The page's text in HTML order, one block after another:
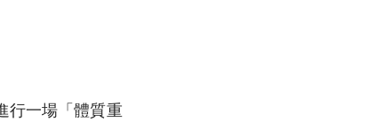
行一場「體質重